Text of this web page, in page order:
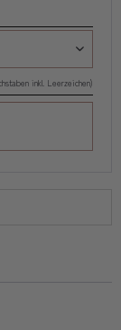
inkl. Leerzeichen)